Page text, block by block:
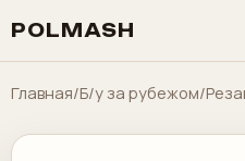
POLMASH
Главная/Б/у за рубежом/